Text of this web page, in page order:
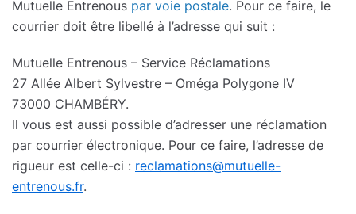
Mutuelle Entrenous par voie postale. Pour ce faire, le
courrier doit être libellé à l’adresse qui suit :
Mutuelle Entrenous – Service Réclamations
27 Allée Albert Sylvestre – Oméga Polygone IV
73000 CHAMBÉRY.
Il vous est aussi possible d’adresser une réclamation
par courrier électronique. Pour ce faire, l’adresse de
rigueur est celle-ci : reclamations@mutuelle-
entrenous.fr.